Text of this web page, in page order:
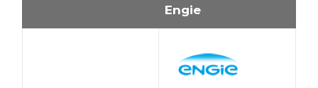
Engie